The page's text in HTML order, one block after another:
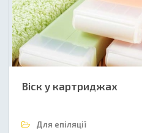
Віск у картриджах
Для епіляції